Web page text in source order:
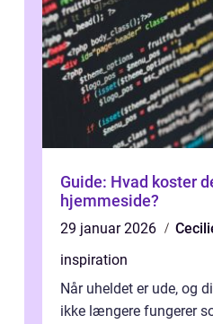
Guide: Hvad koster
hjemmeside?
29 januar 2026
inspiration
Når uheldet er ude, og
ikke længere fungerer